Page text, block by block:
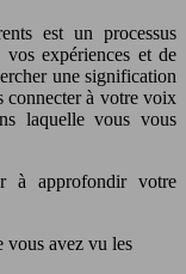
est un processus
expériences et de
une signification
connecter à votre voix
laquelle vous vous
à approfondir votre
vous avez vu les